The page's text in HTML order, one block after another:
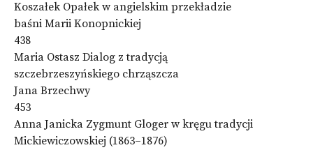
Koszałek Opałek w angielskim przekładzie
baśni Marii Konopnickiej
438
Maria Ostasz Dialog z tradycją
szczebrzeszyńskiego chrząszcza
Jana Brzechwy
453
Anna Janicka Zygmunt Gloger w kręgu tradycji
Mickiewiczowskiej (1863–1876)